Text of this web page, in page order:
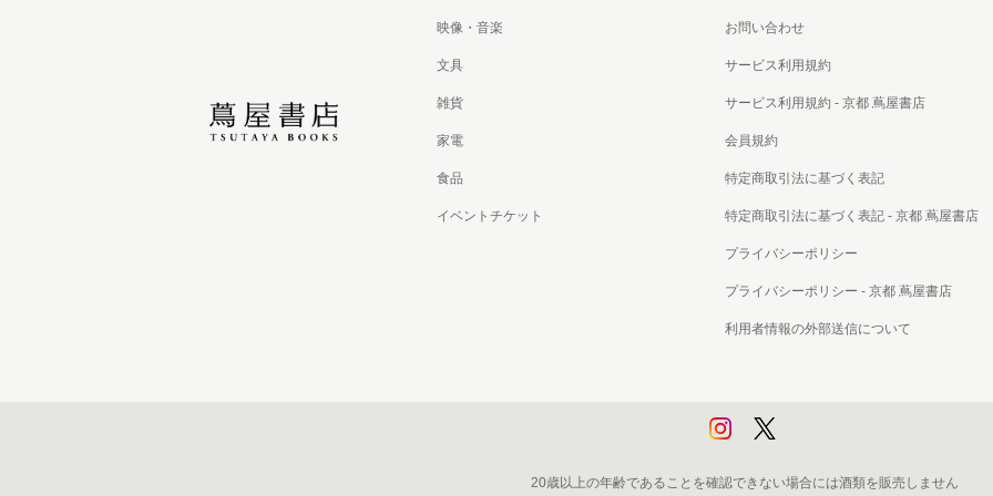
映像・音楽
文具
雑貨
家電
食品
イベントチケット
お問い合わせ
サービス利用規約
サービス利用規約 - 京都 蔦屋書店
会員規約
特定商取引法に基づく表記
特定商取引法に基づく表記 - 京都 蔦屋書店
プライバシーポリシー
プライバシーポリシー - 京都 蔦屋書店
利用者情報の外部送信について
20歳以上の年齢であることを確認できない場合には酒類を販売しません